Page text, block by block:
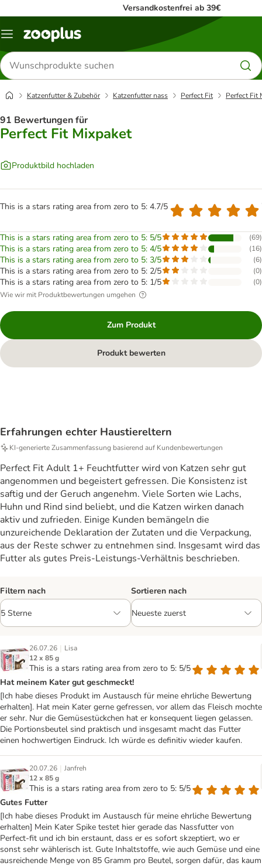
Versandkostenfrei ab 39€
Menü
Produkte
suchen
Katzenfutter & Zubehör Katzenfutter nass Perfect Fit Perfect Fit
91 Bewertungen für
Perfect Fit Mixpaket
Produktbild hochladen
This is a stars rating area from zero to 5: 4.7/5
This is a stars rating area from zero to 5: 5/5 (69)
This is a stars rating area from zero to 5: 4/5 (16)
This is a stars rating area from zero to 5: 3/5 (6)
This is a stars rating area from zero to 5: 2/5 (0)
This is a stars rating area from zero to 5: 1/5 (0)
Wie wir mit Produktbewertungen umgehen
Zum Produkt
Produkt bewerten
Erfahrungen echter Haustiereltern
KI‑generierte Zusammenfassung basierend auf Kundenbewertungen
Perfect Fit Adult 1+ Feuchtfutter wird von Katzen sehr gut
angenommen und begeistert gefressen. Die Konsistenz ist
saftig und der Geruch angenehm. Viele Sorten wie Lachs,
Huhn und Rind sind beliebt, und die Katzen wirken danach
aktiv und zufrieden. Einige Kunden bemängeln die
unzureichende Deklaration der Zutaten und die Verpackung,
aus der Reste schwer zu entnehmen sind. Insgesamt wird das
Futter als gutes Preis-Leistungs-Verhältnis beschrieben.
Filtern nach Sortieren nach
26.07.26 | Lisa
12 x 85 g
This is a stars rating area from zero to 5: 5/5
Hat meinem Kater gut geschmeckt!
[Ich habe dieses Produkt im Austausch für meine ehrliche Bewertung
erhalten]. Hat mein Kater gerne gefressen, vor allem das Fleisch mochte
er sehr. Nur die Gemüsestückchen hat er konsequent liegen gelassen.
Die Portionsbeutel sind praktisch und insgesamt macht das Futter
einen hochwertigen Eindruck. Ich würde es definitiv wieder kaufen.
20.07.26 | Janfreh
12 x 85 g
This is a stars rating area from zero to 5: 5/5
Gutes Futter
[Ich habe dieses Produkt im Austausch für meine ehrliche Bewertung
erhalten] Mein Kater Spike testet hier gerade das Nassfutter von
Perfect-fit und ich bin erstaunt, dass er es sofort skzeptiert, wo er
sonst sehr wählerisch ist. Gute Inhaltstoffe, wie auch Gemüse und eine
ausreichende Menge von 85 Gramm pro Beutel, sorgen dafür, das kaum